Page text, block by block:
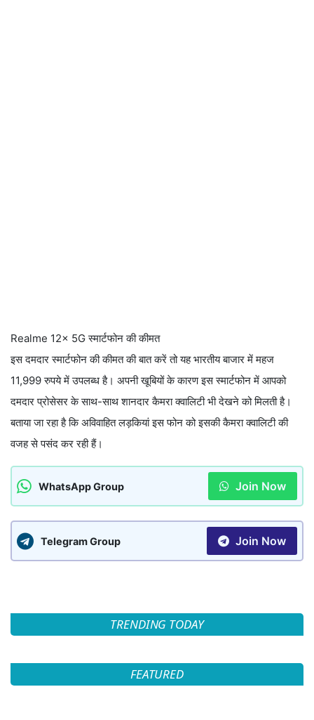
Realme 12x 5G स्मार्टफोन की कीमत
इस दमदार स्मार्टफोन की कीमत की बात करें तो यह भारतीय बाजार में महज
11,999 रुपये में उपलब्ध है। अपनी खूबियों के कारण इस स्मार्टफोन में आपको
दमदार प्रोसेसर के साथ-साथ शानदार कैमरा क्वालिटी भी देखने को मिलती है।
बताया जा रहा है कि अविवाहित लड़कियां इस फोन को इसकी कैमरा क्वालिटी की
वजह से पसंद कर रही हैं।
WhatsApp Group Join Now
Telegram Group Join Now
TRENDING TODAY
FEATURED